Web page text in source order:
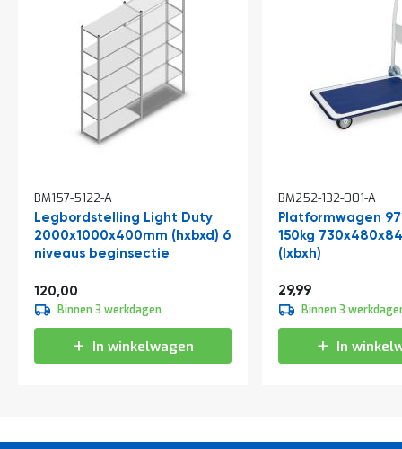
BM157-5122-A
Legbordstelling Light Duty
2000x1000x400mm (hxbxd) 6
niveaus beginsectie
Vanaf
120,00
Binnen 3 werkdagen
In winkelwagen
BM252-132-001-A
Platformwagen
150kg
(lxbxh)
29,99
winkelwagen
Binnen 3
In